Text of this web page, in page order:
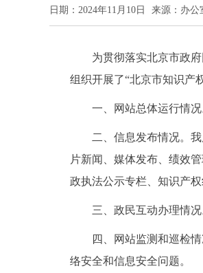
日期：2024年11月10日 来源：办公
为贯彻落实北京市政府网
组织开展了“北京市知识产
一、网站总体运行情况。
二、信息发布情况。我
片新闻、媒体发布、绩效
政执法公示专栏、知识产
三、政民互动办理情况。
四、网站监测和巡检情
络安全和信息安全问题。